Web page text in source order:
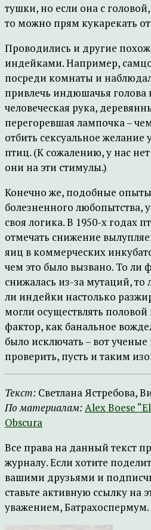
тушки, но если она с
то можно прям кукарекать от
Проводились и другие
индейками. Например,
посреди комнаты и
привлечь индюшачья голова
человеческая рука,
перегоревшая лампочка –
отбить сексуальное
птиц. (К сожалению, у нас
они на эти стимулы.)
Конечно же, подобные опыты
болезненного любопытства,
своя логика. В 1950-х годах
отмечать снижение
яиц в коммерческих
чем это было вызвано. То ли
снижалась из-за мутаций, то
ли индейки настолько
могли осуществлять половой
фактор, как банальное
было исключать – вот ученые
проверить, пусть и таким
Текст: Светлана Ястребова,
По материалам:Alex Boese
Obscura
Все права на данный текст
журналу. Если хотите
вашими друзьями и
ставьте активную ссылку на
уважением, Батрахоспермум.